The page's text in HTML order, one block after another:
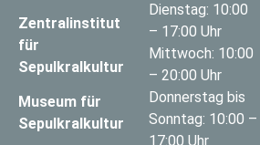
Zentralinstitut
für
Sepulkralkultur
Museum für
Sepulkralkultur
Dienstag: 10:00
– 17:00 Uhr
Mittwoch: 10:00
– 20:00 Uhr
Donnerstag bis
Sonntag: 10:00 –
17:00 Uhr